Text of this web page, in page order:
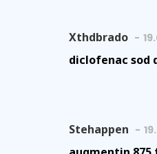
Xthdbrado
diclofenac sod
Stehappen